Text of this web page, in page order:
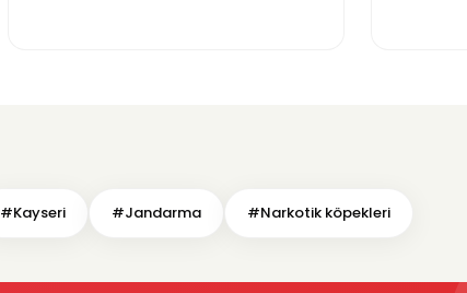
#Kayseri #Jandarma #Narkotik köpekleri